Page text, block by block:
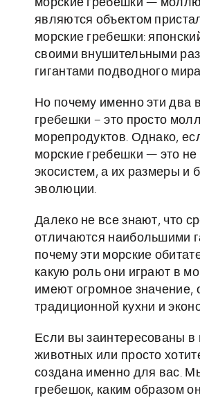
морские гребешки —
являются объектом
морские гребешки:
своими внушительными
гигантами подводного
Но почему именно эти два
гребешки – это просто
морепродуктов. Однако,
морские гребешки — это
экосистем, а их размеры и
эволюции.
Далеко не все знают, что
отличаются наибольшими
почему эти морские
какую роль они играют в
имеют огромное значение,
традиционной кухни и
Если вы заинтересованы
животных или просто
создана именно для вас.
гребешок, каким образом